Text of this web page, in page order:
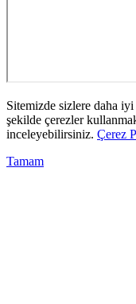
Sitemizde sizlere daha
şekilde çerezler
inceleyebilirsiniz. Çerez
Tamam